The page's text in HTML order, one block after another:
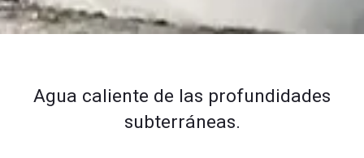
Agua caliente de las profundidades
subterráneas.